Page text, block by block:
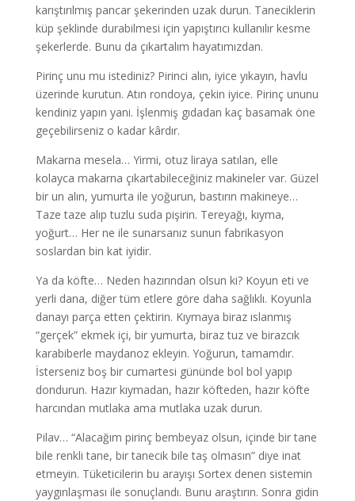
karıştırılmış pancar şekerinden uzak durun. Taneciklerin
küp şeklinde durabilmesi için yapıştırıcı kullanılır kesme
şekerlerde. Bunu da çıkartalım hayatımızdan.
Pirinç unu mu istediniz? Pirinci alın, iyice yıkayın, havlu
üzerinde kurutun. Atın rondoya, çekin iyice. Pirinç ununu
kendiniz yapın yani. İşlenmiş gıdadan kaç basamak öne
geçebilirseniz o kadar kârdır.
Makarna mesela… Yirmi, otuz liraya satılan, elle
kolayca makarna çıkartabileceğiniz makineler var. Güzel
bir un alın, yumurta ile yoğurun, bastırın makineye…
Taze taze alıp tuzlu suda pişirin. Tereyağı, kıyma,
yoğurt… Her ne ile sunarsanız sunun fabrikasyon
soslardan bin kat iyidir.
Ya da köfte… Neden hazırından olsun ki? Koyun eti ve
yerli dana, diğer tüm etlere göre daha sağlıklı. Koyunla
danayı parça etten çektirin. Kıymaya biraz ıslanmış
“gerçek” ekmek içi, bir yumurta, biraz tuz ve birazcık
karabiberle maydanoz ekleyin. Yoğurun, tamamdır.
İsterseniz boş bir cumartesi gününde bol bol yapıp
dondurun. Hazır kıymadan, hazır köfteden, hazır köfte
harcından mutlaka ama mutlaka uzak durun.
Pilav… “Alacağım pirinç bembeyaz olsun, içinde bir tane
bile renkli tane, bir tanecik bile taş olmasın” diye inat
etmeyin. Tüketicilerin bu arayışı Sortex denen sistemin
yaygınlaşması ile sonuçlandı. Bunu araştırın. Sonra gidin